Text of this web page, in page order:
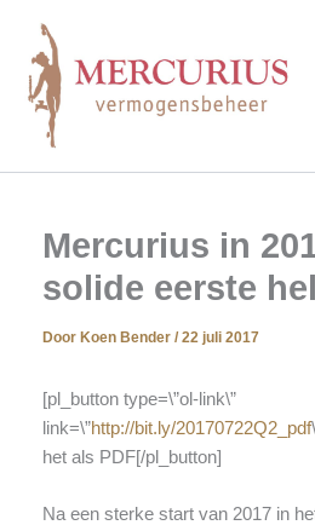
inhoud
Mercurius in
solide eerste
Door Koen Bender / 22 juli 2017
[pl_button type=\”ol-link\”
link=\”http://bit.ly/20170722Q2_pdf
het als PDF[/pl_button]
Na een sterke start van 2017 in